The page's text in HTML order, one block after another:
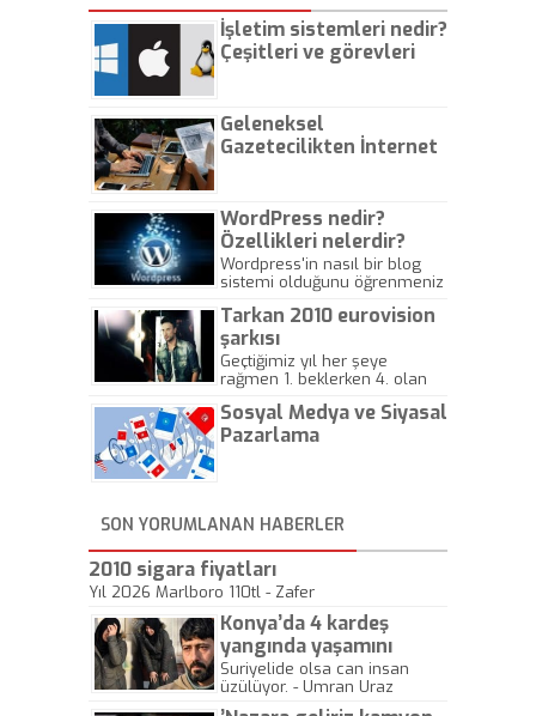
İşletim sistemleri nedir?
Çeşitleri ve görevleri
Geleneksel
Gazetecilikten İnternet
WordPress nedir?
Özellikleri nelerdir?
Wordpress'in nasıl bir blog
sistemi olduğunu öğrenmeniz
Tarkan 2010 eurovision
şarkısı
Geçtiğimiz yıl her şeye
rağmen 1. beklerken 4. olan
gösterisinin bu yarışmada
önemli olmadığını anlamıştır.
Sosyal Medya ve Siyasal
Pazarlama
SON YORUMLANAN HABERLER
2010 sigara fiyatları
Yıl 2026 Marlboro 110tl - Zafer
Konya’da 4 kardeş
yangında yaşamını
yitirdi
Suriyelide olsa can insan
üzülüyor. - Umran Uraz